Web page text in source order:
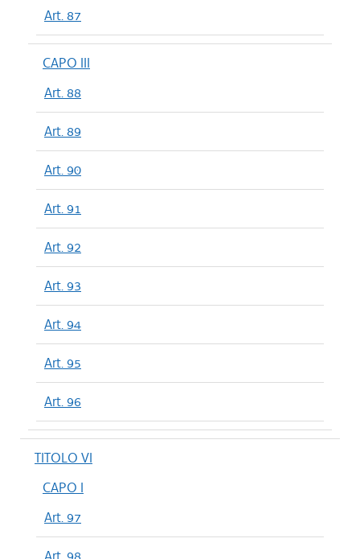
Art. 87
CAPO III
Art. 88
Art. 89
Art. 90
Art. 91
Art. 92
Art. 93
Art. 94
Art. 95
Art. 96
TITOLO VI
CAPO I
Art. 97